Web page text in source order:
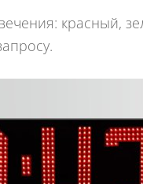
красный,